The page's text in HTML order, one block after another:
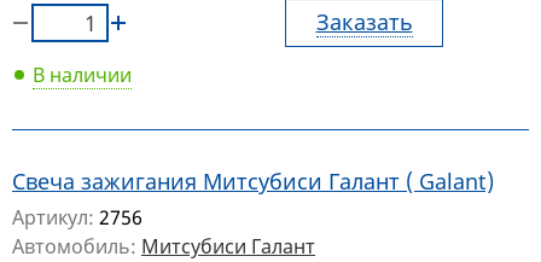
Заказать
В наличии
Свеча зажигания Митсубиси Галант ( Galant)
Артикул: 2756
Автомобиль: Митсубиси Галант